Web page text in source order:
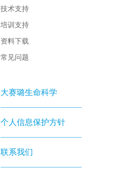
技术支持
培训支持
资料下载
常见问题
大赛璐生命科学
个人信息保护方针
联系我们